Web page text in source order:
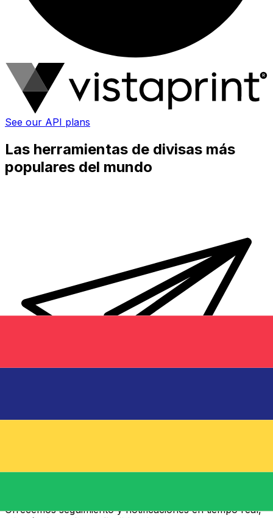
See our API plans
Las herramientas de divisas más
populares del mundo
Transferencias de dinero internacionales Xe
Ofrecemos seguimiento y notificaciones en tiempo real,